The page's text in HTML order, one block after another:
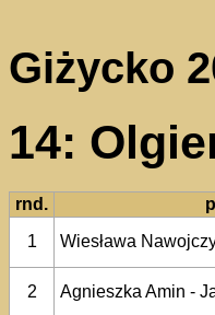
Giżycko
14:
rnd.
1
Wiesława
2
Agnieszka Amin -